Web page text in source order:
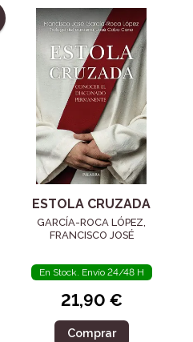
ESTOLA CRUZADA
GARCÍA-ROCA LÓPEZ,
FRANCISCO JOSÉ
En Stock. Envío 24/48 H
21,90 €
Comprar